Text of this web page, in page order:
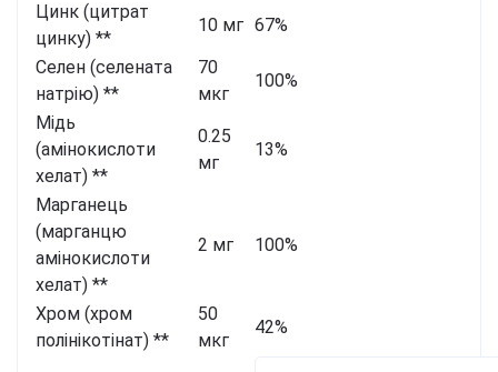
Цинк (цитрат
цинку) **
10 мг 67%
Селен (селената
натрію) **
70
мкг
100%
Мідь
(амінокислоти
хелат) **
0.25
мг
13%
Марганець
(марганцю
амінокислоти
хелат) **
2 мг 100%
Хром (хром
полінікотінат) **
50
мкг
42%